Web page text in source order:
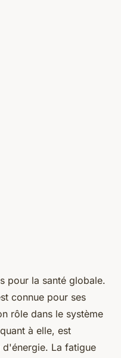
lutter
min de lecture
pour la santé globale.
connue pour ses
rôle dans le système
à elle, est
La fatigue